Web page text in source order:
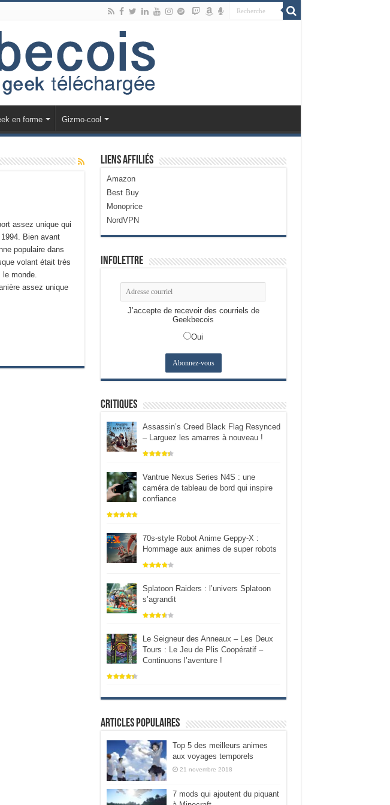
en forme Gizmo-cool
assez unique qui
Bien avant
populaire dans
volant était très
le monde.
assez unique
Liens Affiliés
Amazon
Best Buy
Monoprice
NordVPN
Infolettre
J’accepte de recevoir des courriels de
Geekbecois
Oui
Critiques
Assassin’s Creed Black Flag Resynced
– Larguez les amarres à nouveau !
Vantrue Nexus Series N4S : une
caméra de tableau de bord qui inspire
confiance
70s-style Robot Anime Geppy-X :
Hommage aux animes de super robots
Splatoon Raiders : l’univers Splatoon
s’agrandit
Le Seigneur des Anneaux – Les Deux
Tours : Le Jeu de Plis Coopératif –
Continuons l’aventure !
Articles populaires
Top 5 des meilleurs animes
aux voyages temporels
21 novembre 2018
7 mods qui ajoutent du piquant